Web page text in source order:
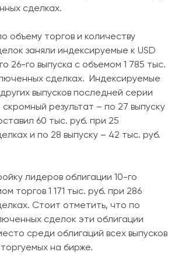
сделках.
объему торгов и количеству
заняли индексируемые к USD
26-го выпуска с объемом 1 785 тыс.
сделках. Индексируемые
выпусков последней серии
результат – по 27 выпуску
60 тыс. руб. при 25
и по 28 выпуску – 42 тыс. руб.
лидеров облигации 10-го
торгов 1 171 тыс. руб. при 286
Стоит отметить, что по
сделок эти облигации
среди облигаций всех выпусков
на бирже.